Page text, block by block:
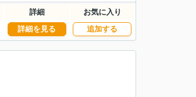
詳細 お気に入り
詳細を見る 追加する